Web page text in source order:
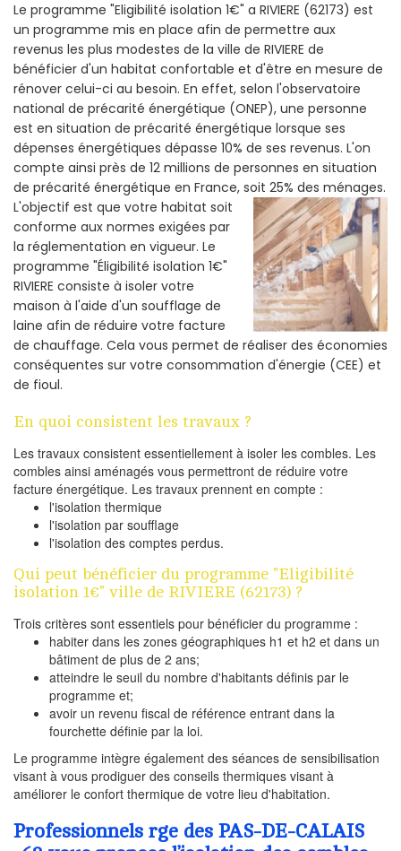
Le programme "Eligibilité isolation 1€" a RIVIERE (62173) est
un programme mis en place afin de permettre aux
revenus les plus modestes de la ville de RIVIERE de
bénéficier d'un habitat confortable et d'être en mesure de
rénover celui-ci au besoin. En effet, selon l'observatoire
national de précarité énergétique (ONEP), une personne
est en situation de précarité énergétique lorsque ses
dépenses énergétiques dépasse 10% de ses revenus. L'on
compte ainsi près de 12 millions de personnes en situation
de précarité énergétique en France, soit 25% des ménages.
L'objectif est que votre habitat soit
conforme aux normes exigées par
la réglementation en vigueur. Le
programme "Éligibilité isolation 1€"
RIVIERE consiste à isoler votre
maison à l'aide d'un soufflage de
laine afin de réduire votre facture
de chauffage. Cela vous permet de réaliser des économies
conséquentes sur votre consommation d'énergie (CEE) et
de fioul.
En quoi consistent les travaux ?
Les travaux consistent essentiellement à isoler les combles. Les
combles ainsi aménagés vous permettront de réduire votre
facture énergétique. Les travaux prennent en compte :
l'isolation thermique
l'isolation par soufflage
l'isolation des comptes perdus.
Qui peut bénéficier du programme "Eligibilité
isolation 1€" ville de RIVIERE (62173) ?
Trois critères sont essentiels pour bénéficier du programme :
habiter dans les zones géographiques h1 et h2 et dans un
bâtiment de plus de 2 ans;
atteindre le seuil du nombre d'habitants définis par le
programme et;
avoir un revenu fiscal de référence entrant dans la
fourchette définie par la loi.
Le programme intègre également des séances de sensibilisation
visant à vous prodiguer des conseils thermiques visant à
améliorer le confort thermique de votre lieu d'habitation.
Professionnels rge des PAS-DE-CALAIS